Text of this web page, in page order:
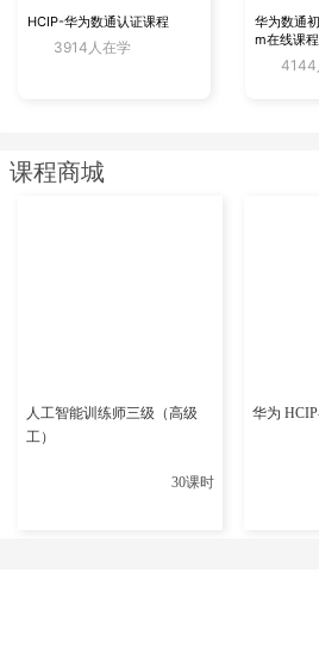
另外注意环境变量的注册，把下面两个选
HCIP-华为数通认证课程
3914人在学
华为数通
m在线课程
4144
课程商城
人工智能训练师三级（高级
工）
30课时
华为